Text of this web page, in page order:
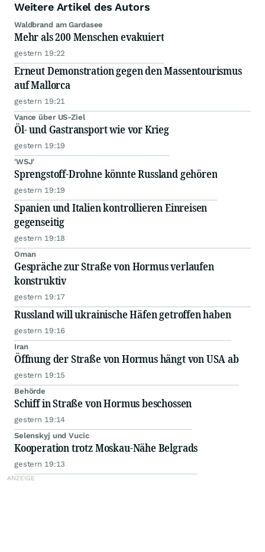
Weitere Artikel des Autors
Waldbrand am Gardasee
Mehr als 200 Menschen evakuiert
gestern 19:22
Erneut Demonstration gegen den Massentourismus
auf Mallorca
gestern 19:21
Vance über US-Ziel
Öl- und Gastransport wie vor Krieg
gestern 19:19
'WSJ'
Sprengstoff-Drohne könnte Russland gehören
gestern 19:19
Spanien und Italien kontrollieren Einreisen
gegenseitig
gestern 19:18
Oman
Gespräche zur Straße von Hormus verlaufen
konstruktiv
gestern 19:17
Russland will ukrainische Häfen getroffen haben
gestern 19:16
Iran
Öffnung der Straße von Hormus hängt von USA ab
gestern 19:15
Behörde
Schiff in Straße von Hormus beschossen
gestern 19:14
Selenskyj und Vucic
Kooperation trotz Moskau-Nähe Belgrads
gestern 19:13